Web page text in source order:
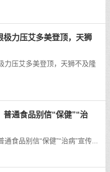
而行的原则，切实评估论...
力压艾多美登顶，天狮
压艾多美登顶，天狮不及隆
通食品别信“保健”“治
食品别信“保健”“治病”宣传...